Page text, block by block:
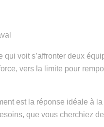
qui voit s’affronter deux
vers la limite pour
est la réponse idéale à
que vous cherchiez